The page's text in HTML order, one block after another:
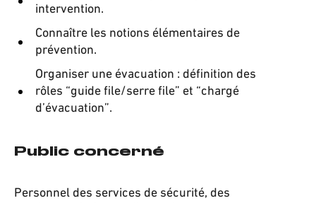
intervention.
Connaître les notions élémentaires de
prévention.
Organiser une évacuation : définition des
rôles “guide file/serre file” et “chargé
d’évacuation”.
Public concerné
Personnel des services de sécurité, des